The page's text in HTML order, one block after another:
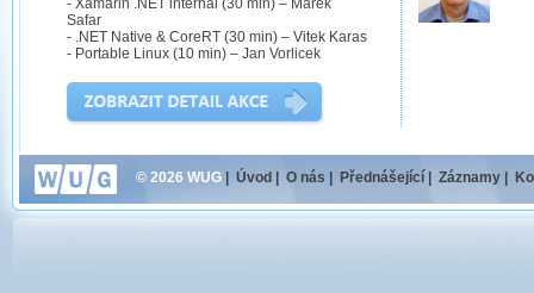
- Xamarin .NET internal (30 min) – Marek
Safar
- .NET Native & CoreRT (30 min) – Vitek Karas
- Portable Linux (10 min) – Jan Vorlicek
© 2026 WUG Úvod O nás Přednášející Záznamy